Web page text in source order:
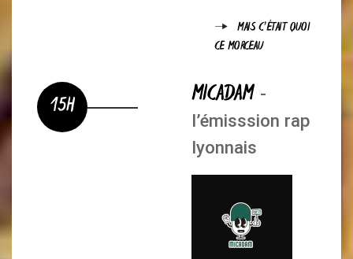
MAIS C'ÉTAIT QUOI
CE MORCEAU
15H MICADAM -
l’émisssion rap
lyonnais